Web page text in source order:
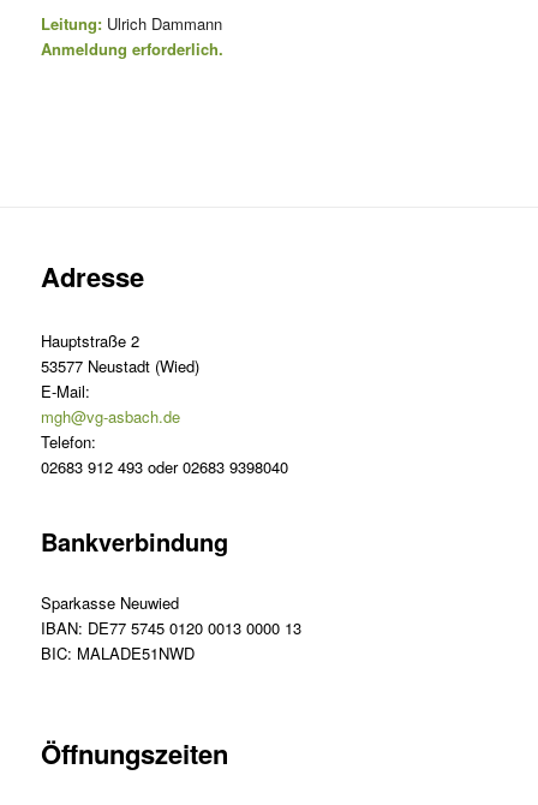
Leitung: Ulrich Dammann
Anmeldung erforderlich.
Adresse
Hauptstraße 2
53577 Neustadt (Wied)
E-Mail:
mgh@vg-asbach.de
Telefon:
02683 912 493 oder 02683 9398040
Bankverbindung
Sparkasse Neuwied
IBAN: DE77 5745 0120 0013 0000 13
BIC: MALADE51NWD
Öffnungszeiten